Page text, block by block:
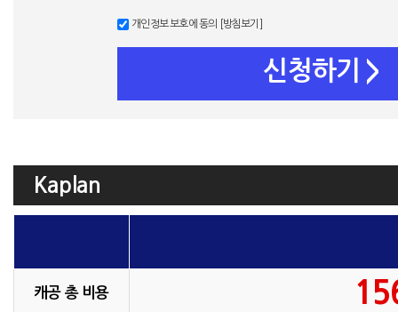
개인정보 보호에 동의 [방침보기]
신청하기 >
Kaplan
캐공 총 비용